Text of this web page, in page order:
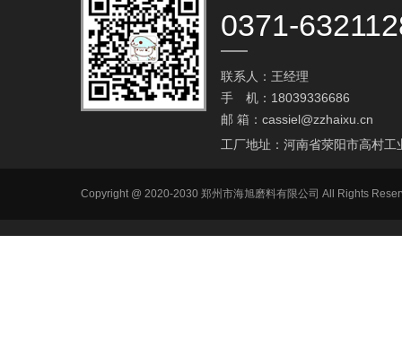
0371-
联系人：王经理
手 机：18039336686
邮 箱： cassiel@zzhaixu.cn
工厂地址：河南省荥阳市高村工
Copyright @ 2020-2030 郑州市海旭磨料有限公司 All Rights